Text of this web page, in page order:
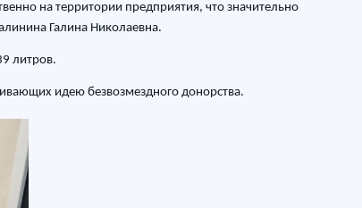
на территории предприятия, что значительно
Галина Николаевна.
литров.
идею безвозмездного донорства.